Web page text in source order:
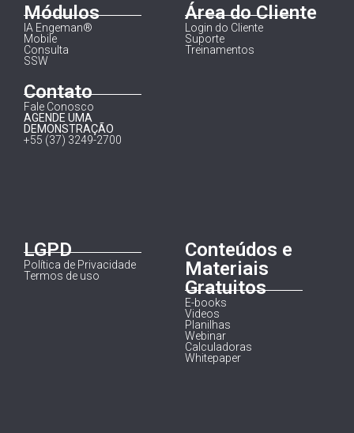
Módulos
IA Engeman®
Mobile
Consulta
SSW
Área do Cliente
Login do Cliente
Suporte
Treinamentos
Contato
Fale Conosco
AGENDE UMA
DEMONSTRAÇÃO
+55 (37) 3249-2700
LGPD
Política de Privacidade
Termos de uso
Conteúdos e
Materiais
Gratuitos
E-books
Videos
Planilhas
Webinar
Calculadoras
Whitepaper